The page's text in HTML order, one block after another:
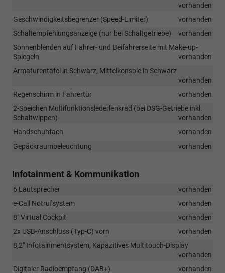
vorhanden
Geschwindigkeitsbegrenzer (Speed-Limiter)
vorhanden
Schaltempfehlungsanzeige (nur bei Schaltgetriebe)
vorhanden
Sonnenblenden auf Fahrer- und Beifahrerseite mit Make-up-
Spiegeln
vorhanden
Armaturentafel in Schwarz, Mittelkonsole in Schwarz
vorhanden
Regenschirm in Fahrertür
vorhanden
2-Speichen Multifunktionslederlenkrad (bei DSG-Getriebe inkl.
Schaltwippen)
vorhanden
Handschuhfach
vorhanden
Gepäckraumbeleuchtung
vorhanden
Infotainment & Kommunikation
6 Lautsprecher
vorhanden
e-Call Notrufsystem
vorhanden
8" Virtual Cockpit
vorhanden
2x USB-Anschluss (Typ-C) vorn
vorhanden
8,2" Infotainmentsystem, Kapazitives Multitouch-Display
vorhanden
Digitaler Radioempfang (DAB+)
vorhanden